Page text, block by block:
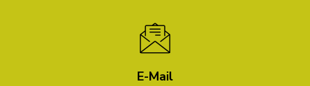
E-Mail